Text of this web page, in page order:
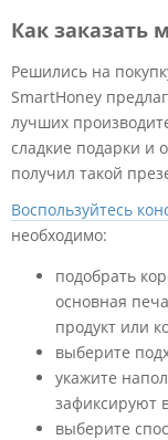
Как заказать
Решились на
SmartHoney
лучших
сладкие подарки и
получил такой
Воспользуйтесь
необходимо:
подобрать
основная
продукт или
выберите
укажите
зафиксируют
выберите